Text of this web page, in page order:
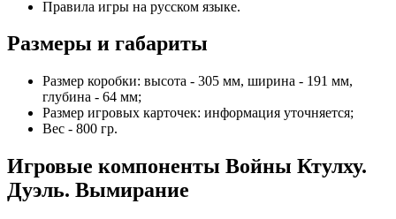
Правила игры на русском языке.
Размеры и габариты
Размер коробки: высота - 305 мм, ширина - 191 мм,
глубина - 64 мм;
Размер игровых карточек: информация уточняется;
Вес - 800 гр.
Игровые компоненты Войны Ктулху.
Дуэль. Вымирание